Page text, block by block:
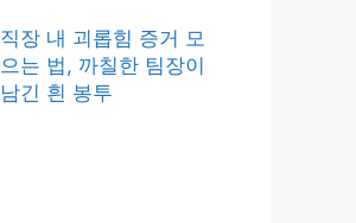
직장 내 괴롭힘 증거 모
으는 법, 까칠한 팀장이
남긴 흰 봉투